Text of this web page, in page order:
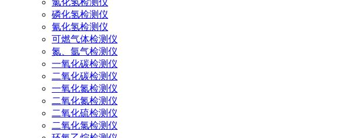
氯化氢检测仪
磷化氢检测仪
氰化氢检测仪
可燃气体检测仪
氮、氩气检测仪
一氧化碳检测仪
二氧化碳检测仪
一氧化氮检测仪
二氧化氮检测仪
二氧化硫检测仪
二氧化氯检测仪